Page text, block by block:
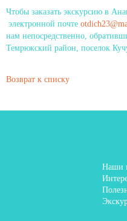
Чтобы заказать экскурсию в
электронной почте
нам непосредственно,
Темрюкский район, поселок
Возврат к списку
Наши